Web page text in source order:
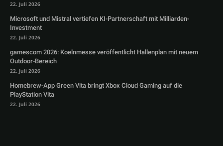
22. Juli 2026
Microsoft und Mistral vertiefen KI-Partnerschaft mit Milliarden-
Investment
22. Juli 2026
gamescom 2026: Koelnmesse veröffentlicht Hallenplan mit neuem
Outdoor-Bereich
22. Juli 2026
Homebrew-App Green Vita bringt Xbox Cloud Gaming auf die
PlayStation Vita
22. Juli 2026